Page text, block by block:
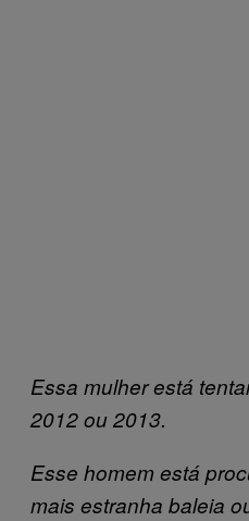
Essa mulher está
2012 ou 2013.
Esse homem está
mais estranha baleia